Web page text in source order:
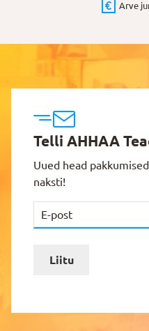
Arve
Telli AHHAA
Uued head
naksti!
Liitu